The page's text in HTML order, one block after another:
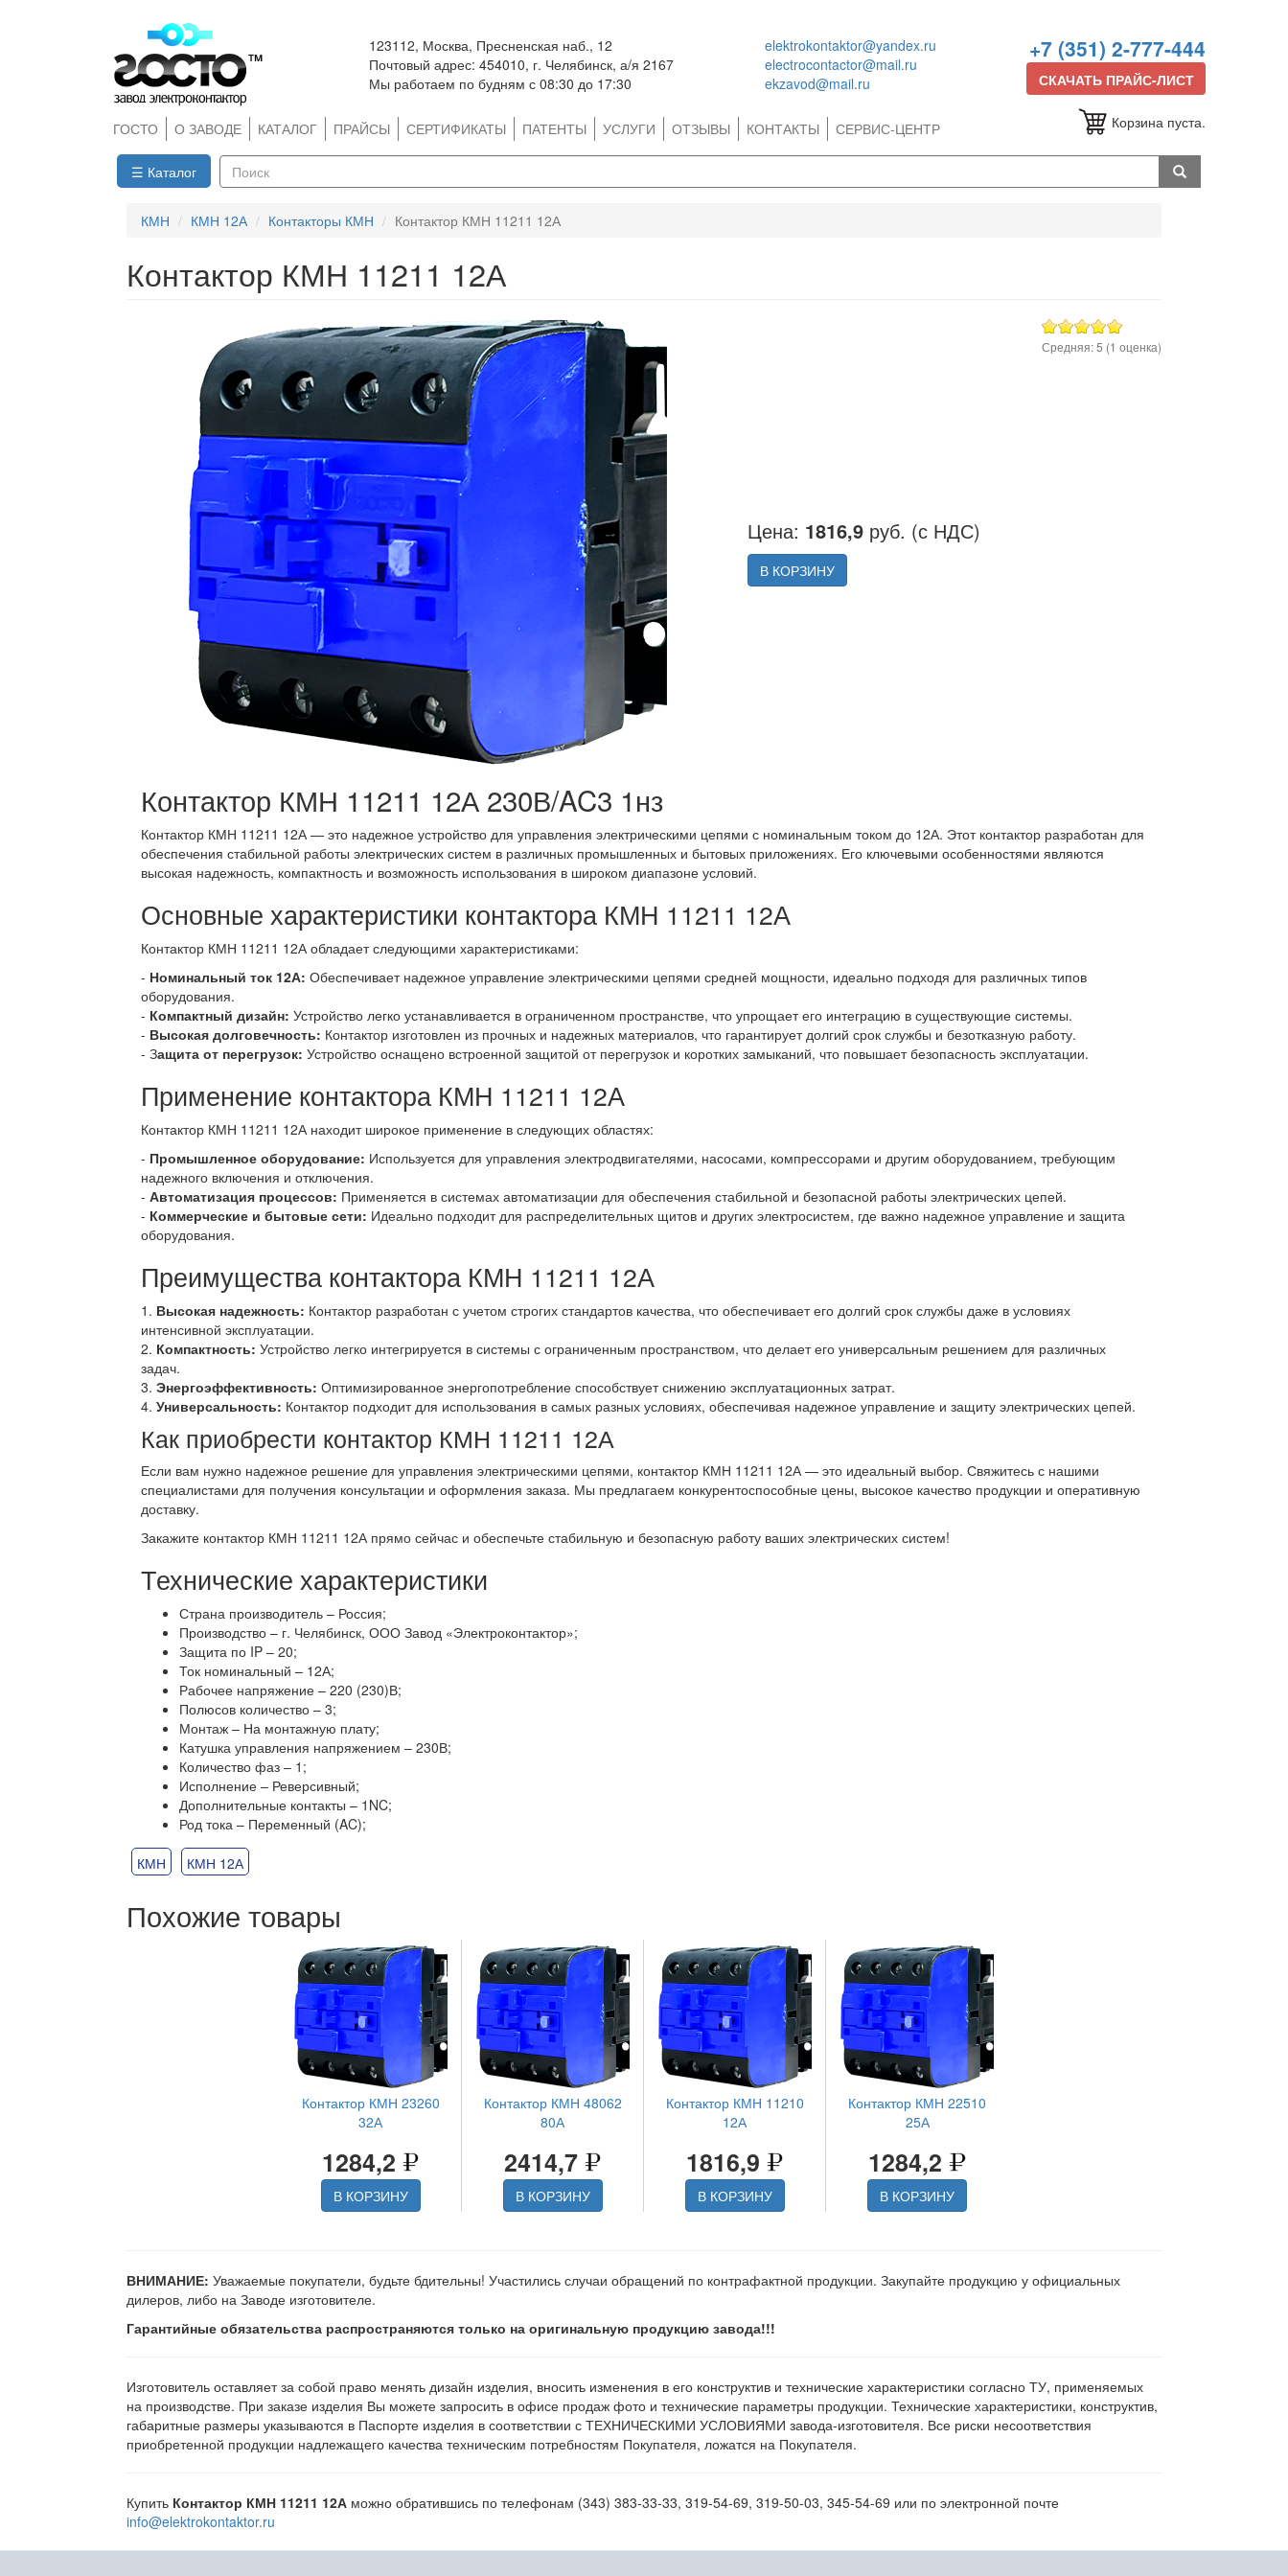
123112, Москва, Пресненская наб., 12
Почтовый адрес: 454010, г. Челябинск, а/я 2167
Мы работаем по будням с 08:30 до 17:30
elektrokontaktor@yandex.ru
electrocontactor@mail.ru
ekzavod@mail.ru
+7 (351) 2-777-444
СКАЧАТЬ ПРАЙС-ЛИСТ
ГОСТО О ЗАВОДЕ КАТАЛОГ ПРАЙСЫ СЕРТИФИКАТЫ ПАТЕНТЫ УСЛУГИ ОТЗЫВЫ КОНТАКТЫ СЕРВИС-ЦЕНТР Корзина пуста.
☰ Каталог
КМН
КМН 12А Контакторы КМН Контактор КМН 11211 12А
Контактор КМН 11211 12А
Цена: 1816,9 руб. (с НДС)
В КОРЗИНУ
Средняя:5 (1 оценка)
Контактор КМН 11211 12А 230В/AC3 1нз
Контактор КМН 11211 12А — это надежное устройство для управления электрическими цепями с номинальным током до 12А. Этот контактор разработан для
обеспечения стабильной работы электрических систем в различных промышленных и бытовых приложениях. Его ключевыми особенностями являются
высокая надежность, компактность и возможность использования в широком диапазоне условий.
Основные характеристики контактора КМН 11211 12А
Контактор КМН 11211 12А обладает следующими характеристиками:
- Номинальный ток 12А: Обеспечивает надежное управление электрическими цепями средней мощности, идеально подходя для различных типов
оборудования.
- Компактный дизайн: Устройство легко устанавливается в ограниченном пространстве, что упрощает его интеграцию в существующие системы.
- Высокая долговечность: Контактор изготовлен из прочных и надежных материалов, что гарантирует долгий срок службы и безотказную работу.
- Защита от перегрузок: Устройство оснащено встроенной защитой от перегрузок и коротких замыканий, что повышает безопасность эксплуатации.
Применение контактора КМН 11211 12А
Контактор КМН 11211 12А находит широкое применение в следующих областях:
- Промышленное оборудование: Используется для управления электродвигателями, насосами, компрессорами и другим оборудованием, требующим
надежного включения и отключения.
- Автоматизация процессов: Применяется в системах автоматизации для обеспечения стабильной и безопасной работы электрических цепей.
- Коммерческие и бытовые сети: Идеально подходит для распределительных щитов и других электросистем, где важно надежное управление и защита
оборудования.
Преимущества контактора КМН 11211 12А
1. Высокая надежность: Контактор разработан с учетом строгих стандартов качества, что обеспечивает его долгий срок службы даже в условиях
интенсивной эксплуатации.
2. Компактность: Устройство легко интегрируется в системы с ограниченным пространством, что делает его универсальным решением для различных
задач.
3. Энергоэффективность: Оптимизированное энергопотребление способствует снижению эксплуатационных затрат.
4. Универсальность: Контактор подходит для использования в самых разных условиях, обеспечивая надежное управление и защиту электрических цепей.
Как приобрести контактор КМН 11211 12А
Если вам нужно надежное решение для управления электрическими цепями, контактор КМН 11211 12А — это идеальный выбор. Свяжитесь с нашими
специалистами для получения консультации и оформления заказа. Мы предлагаем конкурентоспособные цены, высокое качество продукции и оперативную
доставку.
Закажите контактор КМН 11211 12А прямо сейчас и обеспечьте стабильную и безопасную работу ваших электрических систем!
Технические характеристики
Страна производитель – Россия;
Производство – г. Челябинск, ООО Завод «Электроконтактор»;
Защита по IP – 20;
Ток номинальный – 12А;
Рабочее напряжение – 220 (230)В;
Полюсов количество – 3;
Монтаж – На монтажную плату;
Катушка управления напряжением – 230В;
Количество фаз – 1;
Исполнение – Реверсивный;
Дополнительные контакты – 1NC;
Род тока – Переменный (AC);
КМН КМН 12А
Похожие товары
Контактор КМН 23260
32А
1284,2
В КОРЗИНУ
Контактор КМН 48062
80А
2414,7
В КОРЗИНУ
Контактор КМН 11210
12А
1816,9
В КОРЗИНУ
Контактор КМН 22510
25А
1284,2
В КОРЗИНУ
ВНИМАНИЕ: Уважаемые покупатели, будьте бдительны! Участились случаи обращений по контрафактной продукции. Закупайте продукцию у официальных
дилеров, либо на Заводе изготовителе.
Гарантийные обязательства распространяются только на оригинальную продукцию завода!!!
Изготовитель оставляет за собой право менять дизайн изделия, вносить изменения в его конструктив и технические характеристики согласно ТУ, применяемых
на производстве. При заказе изделия Вы можете запросить в офисе продаж фото и технические параметры продукции. Технические характеристики, конструктив,
габаритные размеры указываются в Паспорте изделия в соответствии с ТЕХНИЧЕСКИМИ УСЛОВИЯМИ завода-изготовителя. Все риски несоответствия
приобретенной продукции надлежащего качества техническим потребностям Покупателя, ложатся на Покупателя.
Купить Контактор КМН 11211 12А можно обратившись по телефонам (343) 383-33-33, 319-54-69, 319-50-03, 345-54-69 или по электронной почте
info@elektrokontaktor.ru